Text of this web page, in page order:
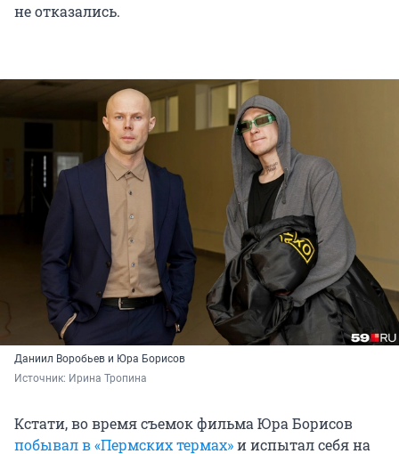
не отказались.
Даниил Воробьев и Юра Борисов
Источник: Ирина Тропина
Кстати, во время съемок фильма Юра Борисов
побывал в «Пермских термах»и испытал себя на